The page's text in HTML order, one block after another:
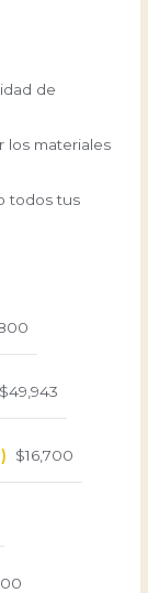
de
los materiales
todos tus
$49,943
$16,700